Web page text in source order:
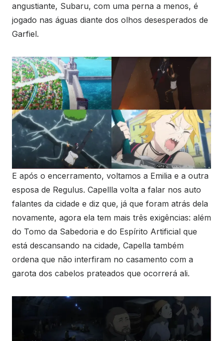
angustiante, Subaru, com uma perna a menos, é
jogado nas águas diante dos olhos desesperados de
Garfiel.
E após o encerramento, voltamos a Emilia e a outra
esposa de Regulus. Capellla volta a falar nos auto
falantes da cidade e diz que, já que foram atrás dela
novamente, agora ela tem mais três exigências: além
do Tomo da Sabedoria e do Espírito Artificial que
está descansando na cidade, Capella também
ordena que não interfiram no casamento com a
garota dos cabelos prateados que ocorrerá ali.